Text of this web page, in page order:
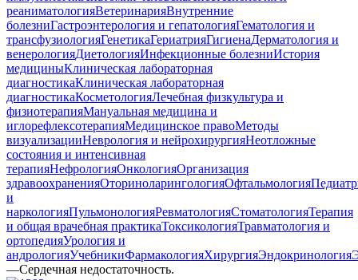
реаниматологияВетеринарияВнутренние
болезниГастроэнтерология и гепатологияГематология и
трансфузиологияГенетикаГериатрияГигиенаДерматология и
венерологияДиетологияИнфекционные болезниИстория
медициныКлиническая лабораторная
диагностикаКлиническая лабораторная
диагностикаКосметологияЛечебная физкультура и
физиотерапияМануальная медицина и
иглорефлексотерапияМедицинское правоМетоды
визуализацииНеврология и нейрохирургияНеотложные
состояния и интенсивная
терапияНефрологияОнкологияОрганизация
здравоохраненияОториноларингологияОфтальмология
и
наркологияПульмонологияРевматологияСтоматологияТерапия
и общая врачебная практикаТоксикологияТравматология и
ортопедияУрология и
андрологияУчебникиФармакологияХирургияЭндокринология
—Сердечная недостаточность.